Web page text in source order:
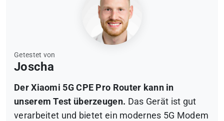
Getestet von
Joscha
Der Xiaomi 5G CPE Pro Router kann in
unserem Test überzeugen. Das Gerät ist gut
verarbeitet und bietet ein modernes 5G Modem